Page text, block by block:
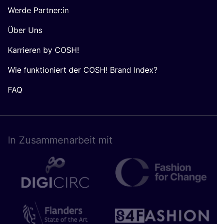
Werde Partner:in
Über Uns
Karrieren by COSH!
Wie funktioniert der COSH! Brand Index?
FAQ
In Zusam­men­ar­beit mit